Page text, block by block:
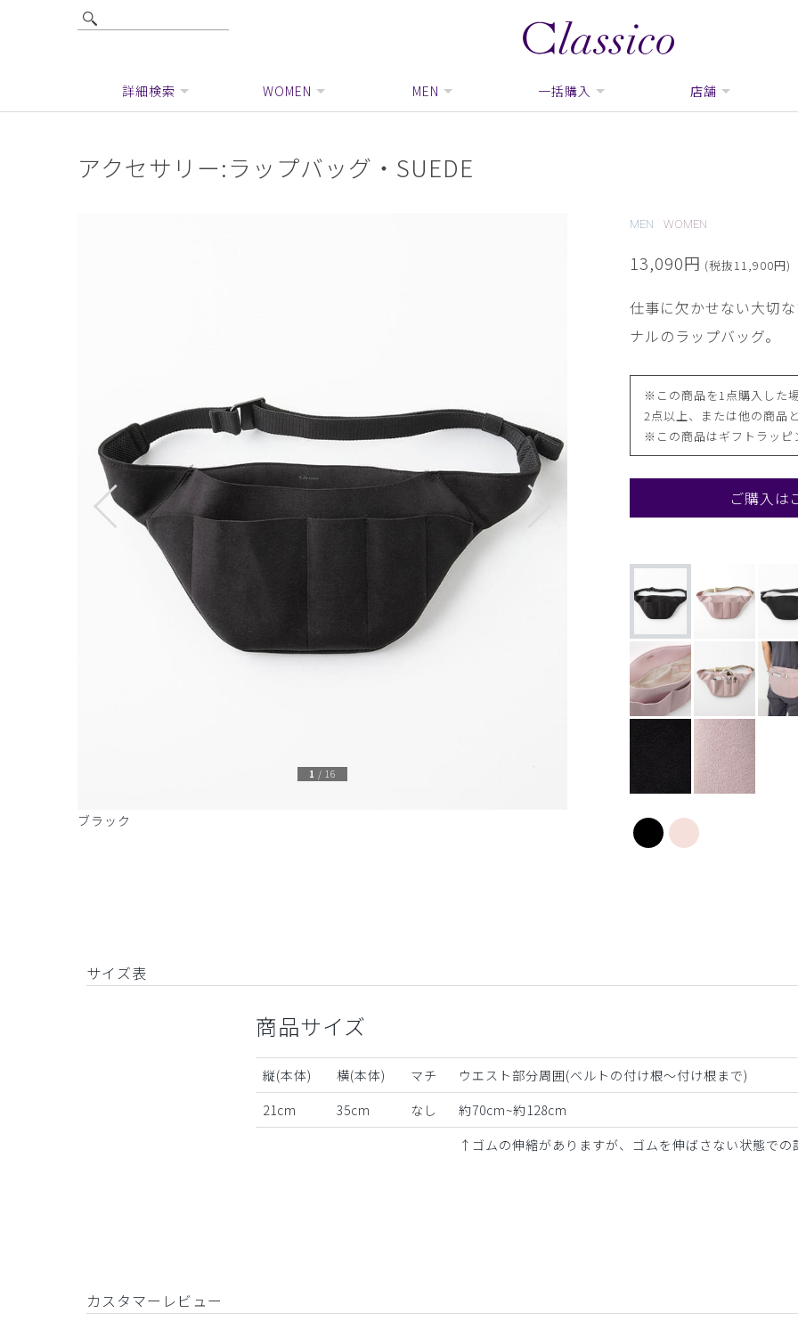
詳細検索 WOMEN MEN 一括購入 店舗
アクセサリー:ラップバッグ・SUEDE
ブラック
1 / 16
MEN WOMEN
13,090円 (税抜11,900円)
仕事に欠かせない大切
ナルのラップバッグ。
※この商品を1点購入した
2点以上、または他の商品
※この商品はギフトラッピ
ご購入は
サイズ表
商品サイズ
縦(本体) 横(本体) マチ
ウエスト部分周囲(ベルトの付け根〜付け根まで)
21cm
35cm なし
約70cm~約128cm
↑ゴムの伸縮がありますが、ゴムを伸ばさない状態での
カスタマーレビュー